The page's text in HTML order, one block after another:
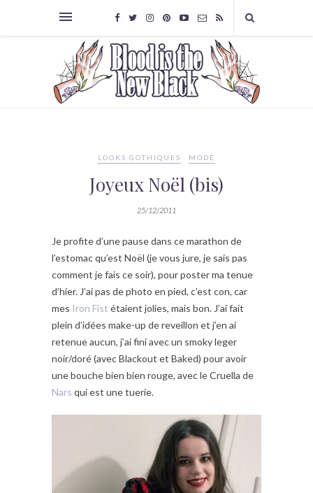
LOOKS GOTHIQUES MODE
Joyeux Noël (bis)
25/12/2011
Je profite d’une pause dans ce marathon de
l’estomac qu’est Noël (je vous jure, je sais pas
comment je fais ce soir), pour poster ma tenue
d’hier. J’ai pas de photo en pied, c’est con, car
mes Iron Fist étaient jolies, mais bon. J’ai fait
plein d’idées make-up de reveillon et j’en ai
retenue aucun, j’ai fini avec un smoky leger
noir/doré (avec Blackout et Baked) pour avoir
une bouche bien bien rouge, avec le Cruella de
Nars qui est une tuerie.